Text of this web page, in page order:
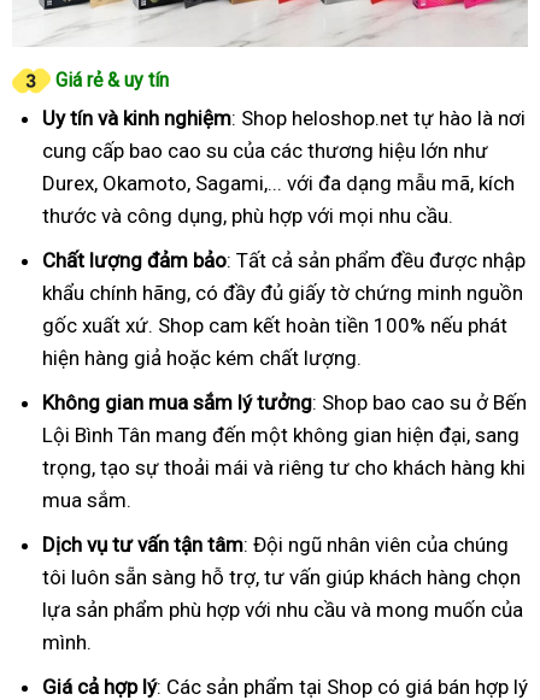
Giá rẻ & uy tín
Uy tín và kinh nghiệm: Shop heloshop.net tự hào là nơi
cung cấp bao cao su của các thương hiệu lớn như
Durex, Okamoto, Sagami,... với đa dạng mẫu mã, kích
thước và công dụng, phù hợp với mọi nhu cầu.
Chất lượng đảm bảo: Tất cả sản phẩm đều được nhập
khẩu chính hãng, có đầy đủ giấy tờ chứng minh nguồn
gốc xuất xứ. Shop cam kết hoàn tiền 100% nếu phát
hiện hàng giả hoặc kém chất lượng.
Không gian mua sắm lý tưởng: Shop bao cao su ở Bến
Lội Bình Tân mang đến một không gian hiện đại, sang
trọng, tạo sự thoải mái và riêng tư cho khách hàng khi
mua sắm.
Dịch vụ tư vấn tận tâm: Đội ngũ nhân viên của chúng
tôi luôn sẵn sàng hỗ trợ, tư vấn giúp khách hàng chọn
lựa sản phẩm phù hợp với nhu cầu và mong muốn của
mình.
Giá cả hợp lý: Các sản phẩm tại Shop có giá bán hợp lý